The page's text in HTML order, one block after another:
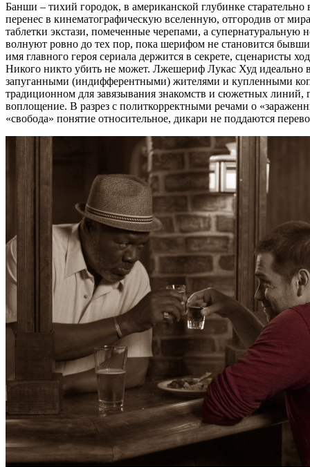
Банши – тихий городок, в американской глубинке
перенес в кинематографическую вселенную, отгородив от
таблетки экстази, помеченные черепами, а
волнуют ровно до тех пор, пока шерифом не становится
имя главного героя сериала держится в секрете, сценаристы
Никого никто убить не может. Лжешериф Лукас Худ идеально
запуганными (индифферентными) жителями и купленными
традиционном для завязывания знакомств и сюжетных
воплощение. В разрез с политкорректными речами о
«свобода» понятие относительное, дикари не поддаются